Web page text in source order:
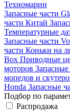
Техномарин
Запасные части
части Китай
Температурные
Запасные части
части Коньки на
Box Приводные
моторов Запасные
мопедов и
Honda Запасные
Подбор по
Распродажа